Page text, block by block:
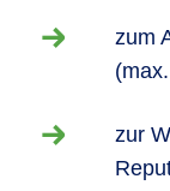
zum
zur